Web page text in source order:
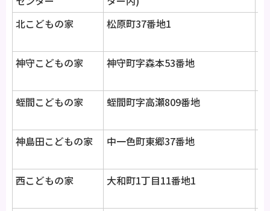
北こどもの家
松原町37番地1
神守こどもの家
神守町字森本53番地
蛭間こどもの家
蛭間町字高瀬809番地
神島田こどもの家
中一色町東郷37番地
西こどもの家
大和町1丁目11番地1